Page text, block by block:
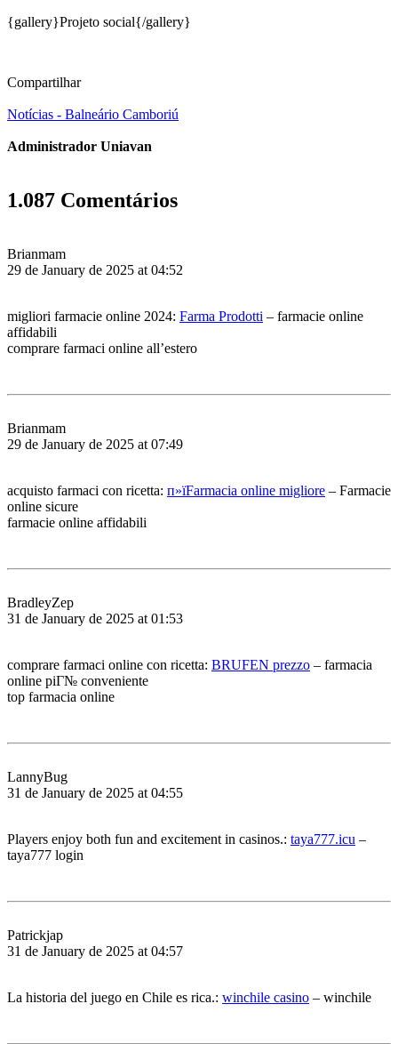
{gallery}Projeto social{/gallery}
Compartilhar
Notícias - Balneário Camboriú
Administrador Uniavan
1.087 Comentários
Brianmam
29 de January de 2025 at 04:52
migliori farmacie online 2024: Farma Prodotti – farmacie online
affidabili
comprare farmaci online all’estero
Brianmam
29 de January de 2025 at 07:49
acquisto farmaci con ricetta: п»їFarmacia online migliore – Farmacie
online sicure
farmacie online affidabili
BradleyZep
31 de January de 2025 at 01:53
comprare farmaci online con ricetta: BRUFEN prezzo – farmacia
online piГ№ conveniente
top farmacia online
LannyBug
31 de January de 2025 at 04:55
Players enjoy both fun and excitement in casinos.: taya777.icu –
taya777 login
Patrickjap
31 de January de 2025 at 04:57
La historia del juego en Chile es rica.: winchile casino – winchile